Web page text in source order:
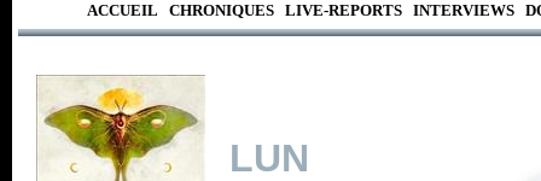
ACCUEIL CHRONIQUES LIVE-REPORTS INTERVIEWS
LUN